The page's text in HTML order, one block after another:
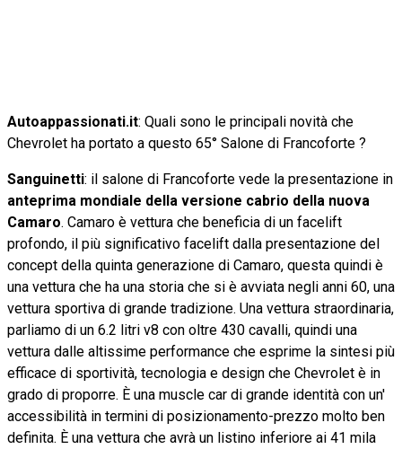
Autoappassionati.it: Quali sono le principali novità che
Chevrolet ha portato a questo 65° Salone di Francoforte ?
Sanguinetti: il salone di Francoforte vede la presentazione in
anteprima mondiale della versione cabrio della nuova
Camaro. Camaro è vettura che beneficia di un facelift
profondo, il più significativo facelift dalla presentazione del
concept della quinta generazione di Camaro, questa quindi è
una vettura che ha una storia che si è avviata negli anni 60, una
vettura sportiva di grande tradizione. Una vettura straordinaria,
parliamo di un 6.2 litri v8 con oltre 430 cavalli, quindi una
vettura dalle altissime performance che esprime la sintesi più
efficace di sportività, tecnologia e design che Chevrolet è in
grado di proporre. È una muscle car di grande identità con un'
accessibilità in termini di posizionamento-prezzo molto ben
definita. È una vettura che avrà un listino inferiore ai 41 mila